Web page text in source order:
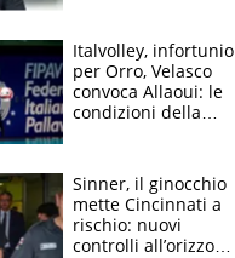
Italvolley, infortunio
per Orro, Velasco
convoca Allaoui: le
condizioni della
Sinner, il ginocchio
mette Cincinnati a
rischio: nuovi
controlli all’orizzonte